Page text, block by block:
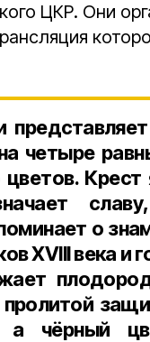
ЦКР. Они
четыре
цветов.
о
XVIII века и
чёрный